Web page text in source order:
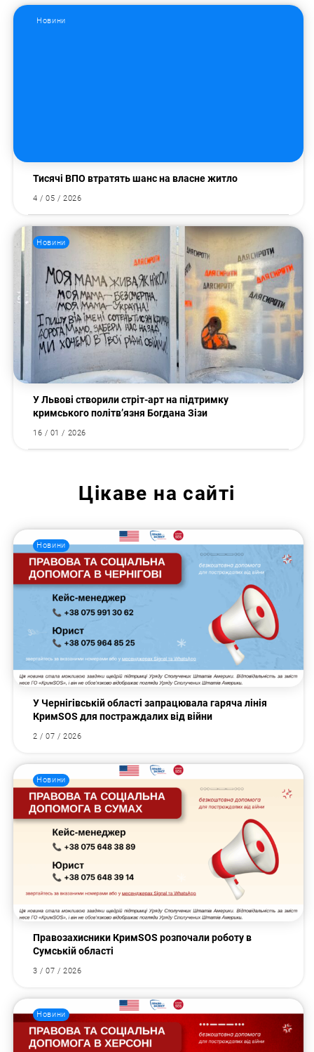
Новини
Тисячі ВПО втратять шанс на власне житло
4 / 05 / 2026
Новини
У Львові створили стріт-арт на підтримку
кримського політв’язня Богдана Зізи
16 / 01 / 2026
Цікаве на сайті
Новини
У Чернігівській області запрацювала гаряча лінія
КримSOS для постраждалих від війни
2 / 07 / 2026
Новини
Правозахисники КримSOS розпочали роботу в
Сумській області
3 / 07 / 2026
Новини